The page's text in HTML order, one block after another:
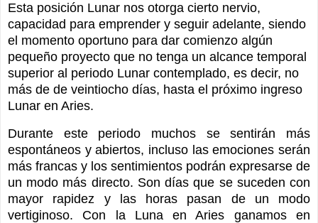
Esta posición Lunar nos otorga cierto nervio,
capacidad para emprender y seguir adelante, siendo
el momento oportuno para dar comienzo algún
pequeño proyecto que no tenga un alcance temporal
superior al periodo Lunar contemplado, es decir, no
más de de veintiocho días, hasta el próximo ingreso
Lunar en Aries.
Durante este periodo muchos se sentirán más
espontáneos y abiertos, incluso las emociones serán
más francas y los sentimientos podrán expresarse de
un modo más directo. Son días que se suceden con
mayor rapidez y las horas pasan de un modo
vertiginoso. Con la Luna en Aries ganamos en